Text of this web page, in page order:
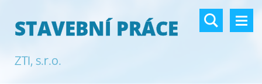
STAVEBNÍ PRÁCE
ZTI, s.r.o.